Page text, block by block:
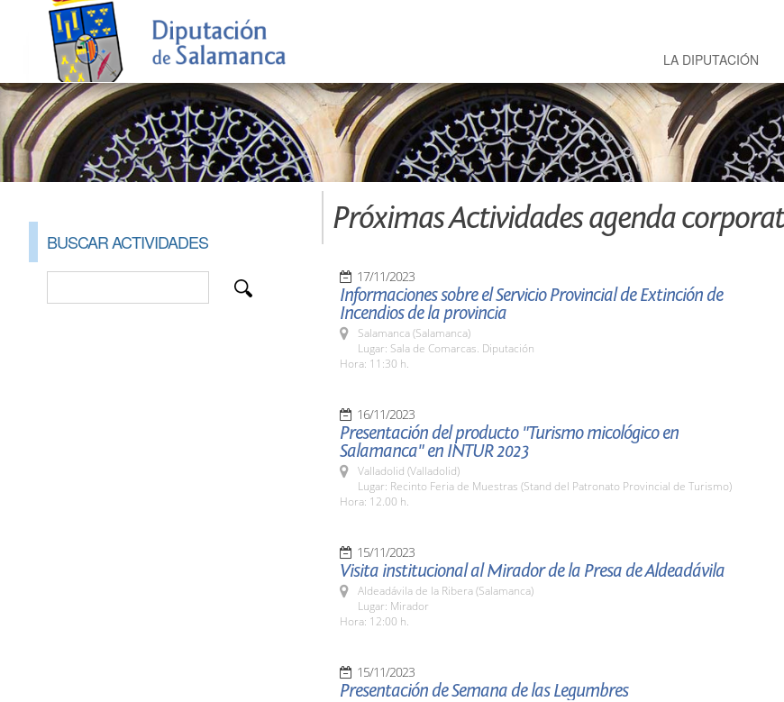
LA DIPUTACIÓN
BUSCAR ACTIVIDADES
Próximas Actividades agenda
17/11/2023
Informaciones sobre el Servicio Provincial de Extinción de
Incendios de la provincia
Salamanca (Salamanca)
Lugar: Sala de Comarcas. Diputación
Hora: 11:30 h.
16/11/2023
Presentación del producto "Turismo micológico en
Salamanca" en INTUR 2023
Valladolid (Valladolid)
Lugar: Recinto Feria de Muestras (Stand del Patronato Provincial de Turismo)
Hora: 12.00 h.
15/11/2023
Visita institucional al Mirador de la Presa de Aldeadávila
Aldeadávila de la Ribera (Salamanca)
Lugar: Mirador
Hora: 12:00 h.
15/11/2023
Presentación de Semana de las Legumbres